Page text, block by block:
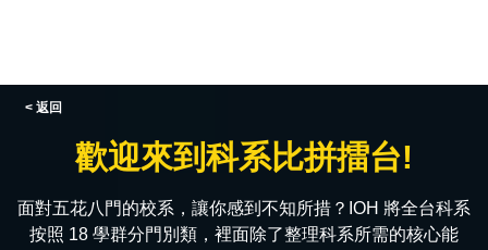
< 返回
歡迎來到科系比拼擂台!
面對五花八門的校系，讓你感到不知所措？IOH 將全台科系
按照 18 學群分門別類，裡面除了整理科系所需的核心能